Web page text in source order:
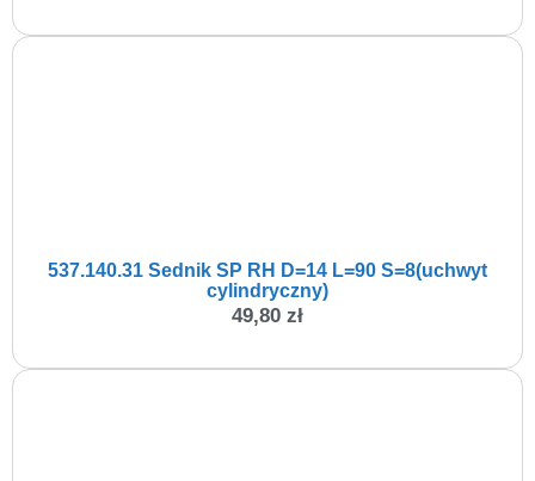
537.140.31 Sednik SP RH D=14 L=90 S=8(uchwyt
cylindryczny)
49,80 zł